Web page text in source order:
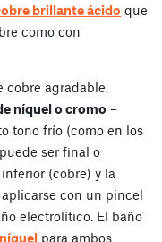
brillante ácido que
como con
cobre agradable,
níquel o cromo –
tono frío (como en los
ser final o
(cobre) y la
con un pincel
electrolítico. El baño
para ambos